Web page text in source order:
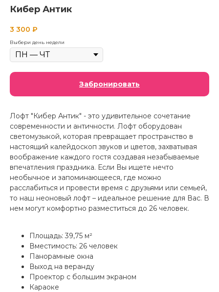
Кибер Антик
3 300 ₽
Выбери день недели
Забронировать
Лофт "Кибер Антик" - это удивительное сочетание
современности и античности. Лофт оборудован
светомузыкой, которая превращает пространство в
настоящий калейдоскоп звуков и цветов, захватывая
воображение каждого гостя создавая незабываемые
впечатления праздника. Если Вы ищете нечто
необычное и запоминающееся, где можно
расслабиться и провести время с друзьями или семьей,
то наш неоновый лофт – идеальное решение для Вас. В
нем могут комфортно разместиться до 26 человек.
Площадь: 39,75 м²
Вместимость: 26 человек
Панорамные окна
Выход на веранду
Проектор с большим экраном
Караоке